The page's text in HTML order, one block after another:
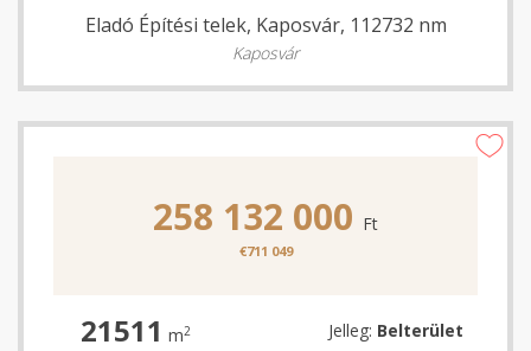
Eladó Építési telek, Kaposvár, 112732 nm
Kaposvár
258 132 000 Ft
€711 049
21511 m2 Jelleg: Belterület